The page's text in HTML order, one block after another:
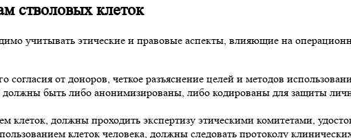
стволовых клеток
учитывать этические и правовые аспекты, влияющие на
от доноров, четкое разъяснение целей и методов
быть либо анонимизированы, либо кодированы для защиты
клеток, должны проходить экспертизу этическими комитетами,
клеток человека, должны следовать протоколу